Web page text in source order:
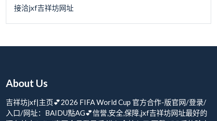
接洽jxf吉祥坊网址
About Us
吉祥坊jxf|主页💕2026 FIFA World Cup 官方合作-版官网/登录/
入口/网址：BAIDU點AG💕信誉,安全,保障,jxf吉祥坊网址最好的